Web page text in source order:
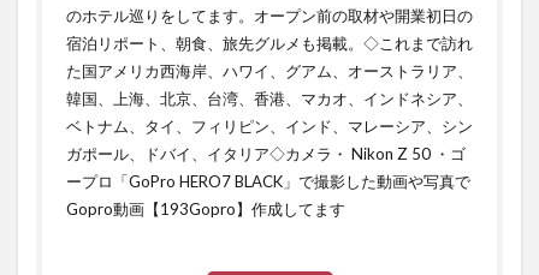
のホテル巡りをしてます。オープン前の取材や開業初日の
宿泊リポート、朝食、旅先グルメも掲載。◇これまで訪れ
た国アメリカ西海岸、ハワイ、グアム、オーストラリア、
韓国、上海、北京、台湾、香港、マカオ、インドネシア、
ベトナム、タイ、フィリピン、インド、マレーシア、シン
ガポール、ドバイ、イタリア◇カメラ・ Nikon Z 50 ・ゴ
ープロ「GoPro HERO7 BLACK」で撮影した動画や写真で
Gopro動画【193Gopro】作成してます